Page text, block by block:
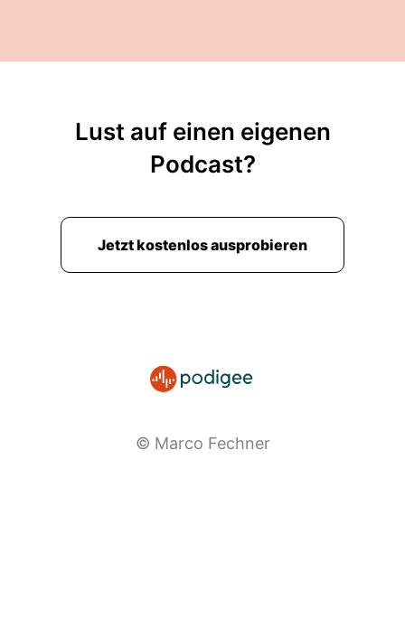
Lust auf einen eigenen
Podcast?
Jetzt kostenlos ausprobieren
© Marco Fechner